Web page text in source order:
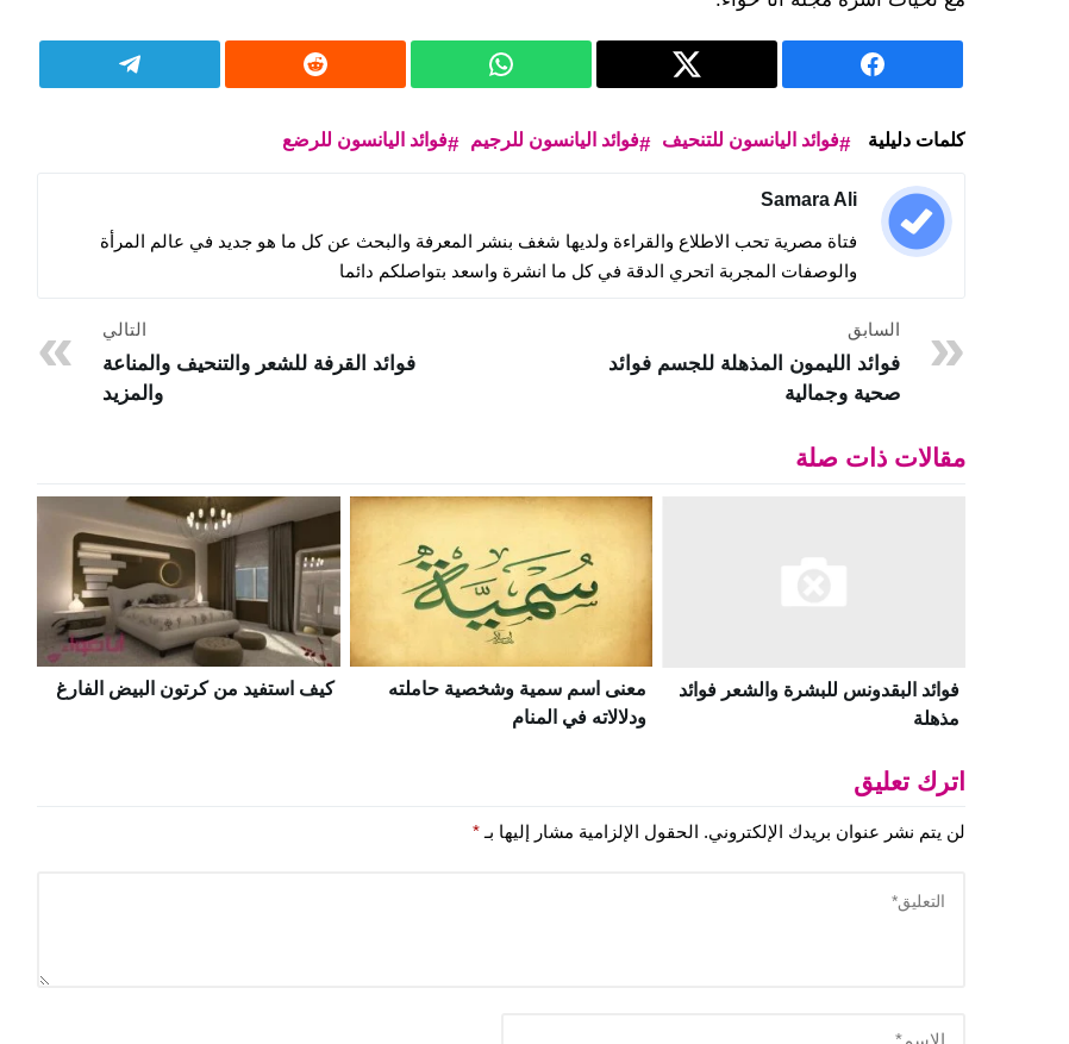
كلمات دليلية فوائد اليانسون للتنحيف فوائد اليانسون للرجيم فوائد اليانسون للرضع
Samara Ali
فتاة مصرية تحب الاطلاع والقراءة ولديها شغف بنشر المعرفة والبحث عن كل ما هو جديد في عالم المرأة
والوصفات المجربة اتحري الدقة في كل ما انشرة واسعد بتواصلكم دائما
السابق
فوائد الليمون المذهلة للجسم فوائد
صحية وجمالية
التالي
فوائد القرفة للشعر والتنحيف والمناعة
والمزيد
مقالات ذات صلة
فوائد البقدونس للبشرة والشعر فوائد
مذهلة
معنى اسم سمية وشخصية حاملته
ودلالاته في المنام
كيف استفيد من كرتون البيض الفارغ
اترك تعليق
لن يتم نشر عنوان بريدك الإلكتروني. الحقول الإلزامية مشار إليها بـ *